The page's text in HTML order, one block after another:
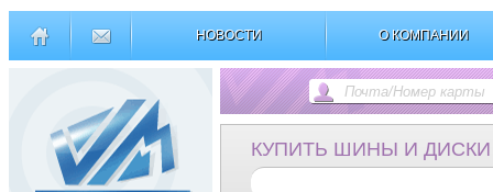
НОВОСТИ О КОМПАНИИ
КУПИТЬ ШИНЫ И ДИСКИ